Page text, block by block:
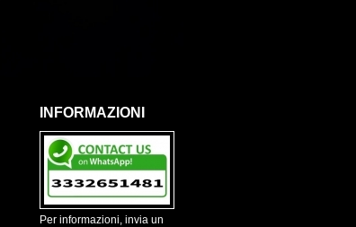
INFORMAZIONI
Per informazioni, invia un